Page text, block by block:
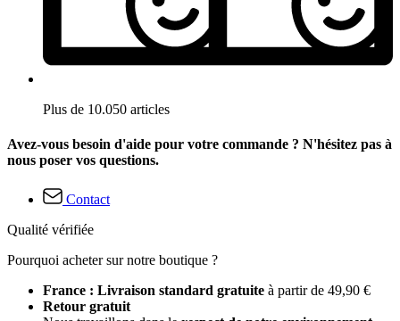
Plus de 10.050 articles
Avez-vous besoin d'aide pour votre commande ? N'hésitez pas à
nous poser vos questions.
Contact
Qualité vérifiée
Pourquoi acheter sur notre boutique ?
France : Livraison standard gratuite à partir de 49,90 €
Retour gratuit